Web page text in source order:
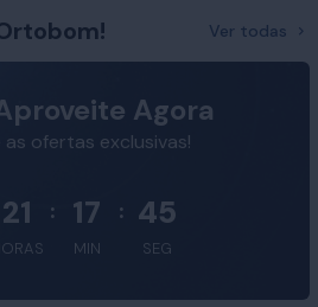
Ver todas
Agora
ofertas exclusivas!
21 : 17
MIN
: 44
SEG